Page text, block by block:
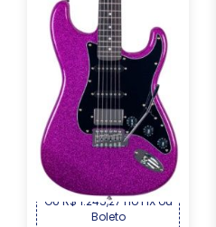
Guitarra Seizi Fun Katana
Musashi HSS ...
Por :R$ 1.339,00
OU R$ 1.245,27 no PIX ou
Boleto